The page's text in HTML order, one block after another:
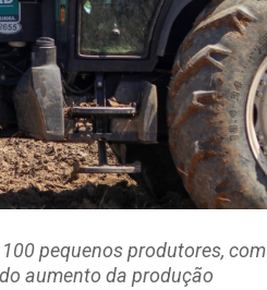
pequenos produtores, com
aumento da produção